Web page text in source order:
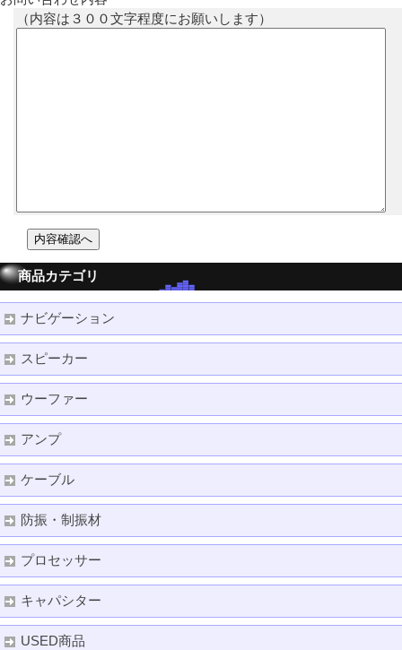
（内容は３００文字程度にお願いします）
商品カテゴリ
ナビゲーション
スピーカー
ウーファー
アンプ
ケーブル
防振・制振材
プロセッサー
キャパシター
USED商品